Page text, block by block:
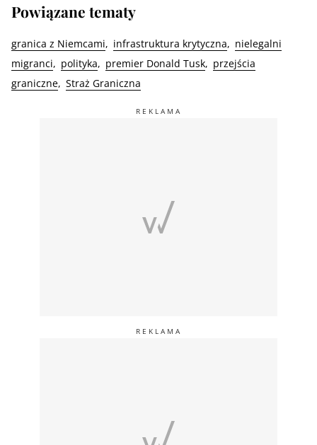
Powiązane tematy
granica z Niemcami infrastruktura krytyczna
nielegalni
migranci
polityka premier Donald Tusk
przejścia
graniczne Straż Graniczna